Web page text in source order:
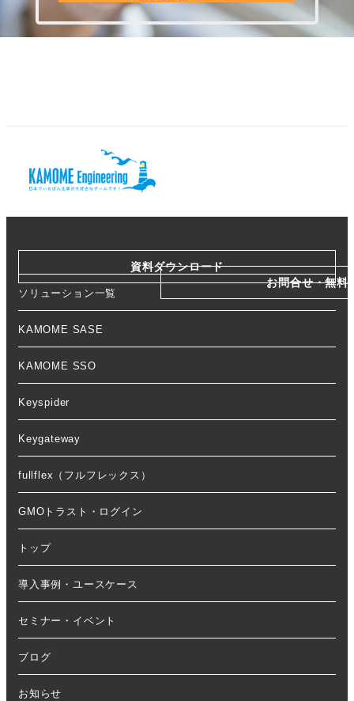
資料ダウンロード
お問合せ・無料
ソリューション一覧
KAMOME SASE
KAMOME SSO
Keyspider
Keygateway
fullflex（フルフレックス）
GMOトラスト・ログイン
トップ
導入事例・ユースケース
セミナー・イベント
ブログ
お知らせ